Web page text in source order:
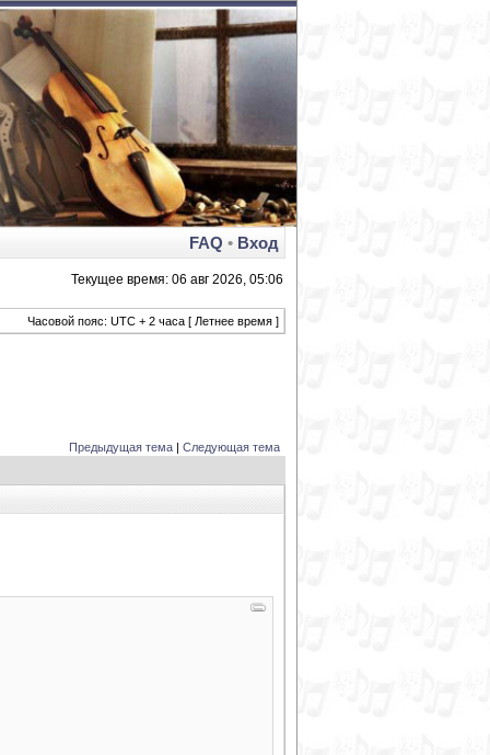
FAQ • Вход
Текущее время: 06 авг 2026, 05:06
Часовой пояс: UTC + 2 часа [ Летнее время ]
Предыдущая тема | Следующая тема